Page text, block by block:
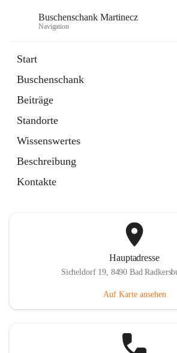
Buschenschank Martinecz
Navigation
Start
Buschenschank
Beiträge
Standorte
Wissenswertes
Beschreibung
Kontakte
Artikel
in
Tab
Der Buschenschank
öffnet
in
neuem
Tab
Hauptadresse
Sicheldorf 19, 8490 Bad
Auf Karte ansehen